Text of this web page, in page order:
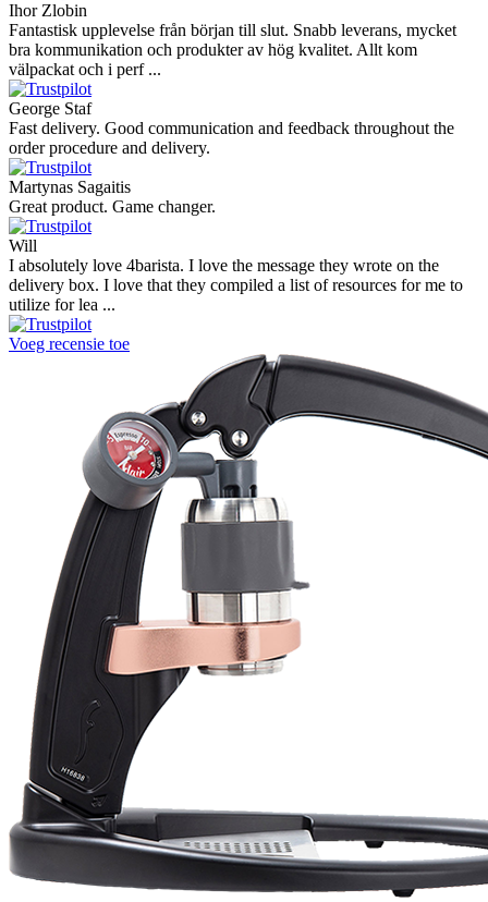
Ihor Zlobin
Fantastisk upplevelse från början till slut. Snabb leverans, mycket
bra kommunikation och produkter av hög kvalitet. Allt kom
välpackat och i perf ...
George Staf
Fast delivery. Good communication and feedback throughout the
order procedure and delivery.
Martynas Sagaitis
Great product. Game changer.
Will
I absolutely love 4barista. I love the message they wrote on the
delivery box. I love that they compiled a list of resources for me to
utilize for lea ...
Voeg recensie toe